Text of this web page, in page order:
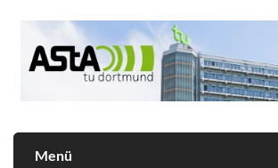
Menü